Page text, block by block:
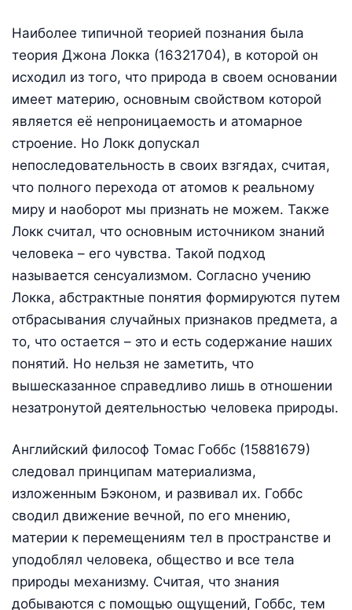
Наиболее типичной теорией познания была
теория Джона Локка (16321704), в которой он
исходил из того, что природа в своем основании
имеет материю, основным свойством которой
является её непроницаемость и атомарное
строение. Но Локк допускал
непоследовательность в своих взгядах, считая,
что полного перехода от атомов к реальному
миру и наоборот мы признать не можем. Также
Локк считал, что основным источником знаний
человека – его чувства. Такой подход
называется сенсуализмом. Согласно учению
Локка, абстрактные понятия формируются путем
отбрасывания случайных признаков предмета, а
то, что остается – это и есть содержание наших
понятий. Но нельзя не заметить, что
вышесказанное справедливо лишь в отношении
незатронутой деятельностью человека природы.
Английский философ Томас Гоббс (15881679)
следовал принципам материализма,
изложенным Бэконом, и развивал их. Гоббс
сводил движение вечной, по его мнению,
материи к перемещениям тел в пространстве и
уподоблял человека, общество и все тела
природы механизму. Считая, что знания
добываются с помощью ощущений, Гоббс, тем